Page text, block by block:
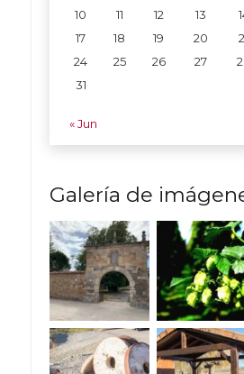
10
11 12 13
17
18 19 20
24
25 26 27
31
« Jun
Galería de